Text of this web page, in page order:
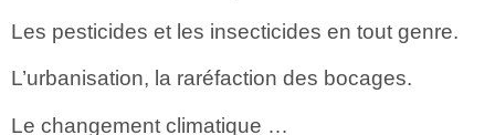
Les pesticides et les insecticides en tout genre.
L’urbanisation, la raréfaction des bocages.
Le changement climatique …